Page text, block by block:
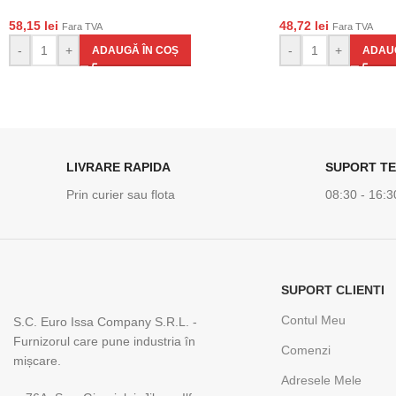
58,15 lei Fara TVA
- + ADAUGĂ ÎN COȘ
48,72 lei Fara TVA
- +
LIVRARE RAPIDA
Prin curier sau flota
SUPORT
08:30 -
S.C. Euro Issa Company S.R.L. -
Furnizorul care pune industria în
mișcare.
SUPORT CLIENTI
Contul Meu
Comenzi
Adresele Mele